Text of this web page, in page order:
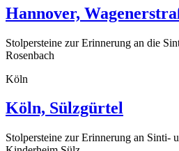
Hannover,
Stolpersteine zur Erinnerung an die
Rosenbach
Köln
Köln, Sülzgürtel
Stolpersteine zur Erinnerung an Sinti-